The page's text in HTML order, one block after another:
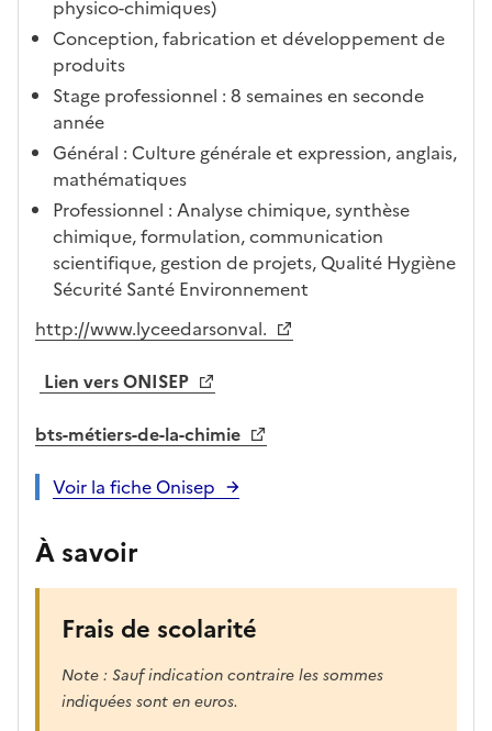
physico-chimiques)
Conception, fabrication et développement de
produits
Stage professionnel : 8 semaines en seconde
année
Général : Culture générale et expression, anglais,
mathématiques
Professionnel : Analyse chimique, synthèse
chimique, formulation, communication
scientifique, gestion de projets, Qualité Hygiène
Sécurité Santé Environnement
http://www.lyceedarsonval.
Lien vers ONISEP
bts-métiers-de-la-chimie
Voir la fiche Onisep
À savoir
Frais de scolarité
Note : Sauf indication contraire les sommes
indiquées sont en euros.